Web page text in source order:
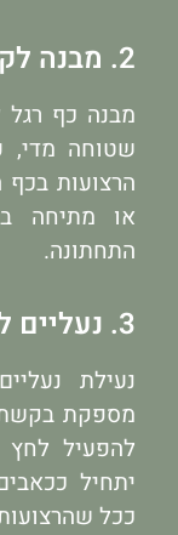
2. מבנה לקוי של כף הרגל
מבנה כף
שטוחה מדי,
הרצועות
או מתיחה
התחתונה.
3. נעליים לא מתאימות
נעילת
מספקת בקשת
להפעיל
יתחיל
ככל